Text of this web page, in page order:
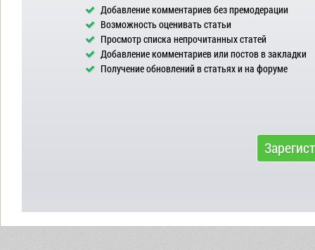
Добавление комментариев без премодерации
Возможность оценивать статьи
Просмотр списка непрочитанных статей
Добавление комментариев или постов в закладки
Получение обновлений в статьях и на форуме